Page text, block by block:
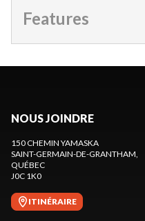
Features
NOUS JOINDRE
150 CHEMIN YAMASKA
SAINT-GERMAIN-DE-GRANTHAM,
QUÉBEC
J0C 1K0
ITINÉRAIRE